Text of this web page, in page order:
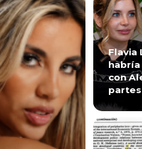
Flavia
con